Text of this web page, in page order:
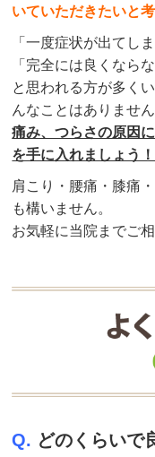
いていただきたいと
「一度症状が出てし
「完全には良くならな
と思われる方が多く
んなことはありません
痛み、つらさの原因
を手に入れましょう！
肩こり・腰痛・膝痛
も構いません。
お気軽に当院までご
Q. どのくらいで